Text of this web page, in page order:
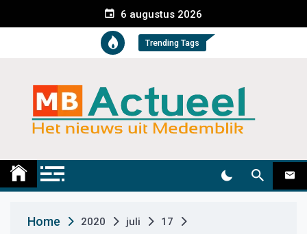
e
t
6 augustus 2026
Trending Tags
Medemblik Actueel
Home 2020 juli
17